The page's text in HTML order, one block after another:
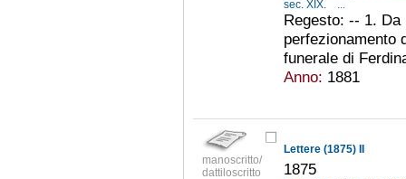
sec. XIX.
...
Regesto: -- 1.
perfezionamento
funerale di
Anno: 1881
manoscritto/
dattiloscritto
Lettere (1875) II
1875